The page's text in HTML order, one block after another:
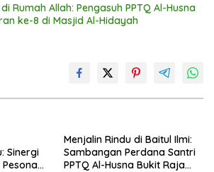
Rumah Allah: Pengasuh PPTQ Al-Husna
ke-8 di Masjid Al-Hidayah
Sinergi
Pesona
Menjalin Rindu di Baitul Ilmi:
Sambangan Perdana Santri
PPTQ Al-Husna Bukit Raja